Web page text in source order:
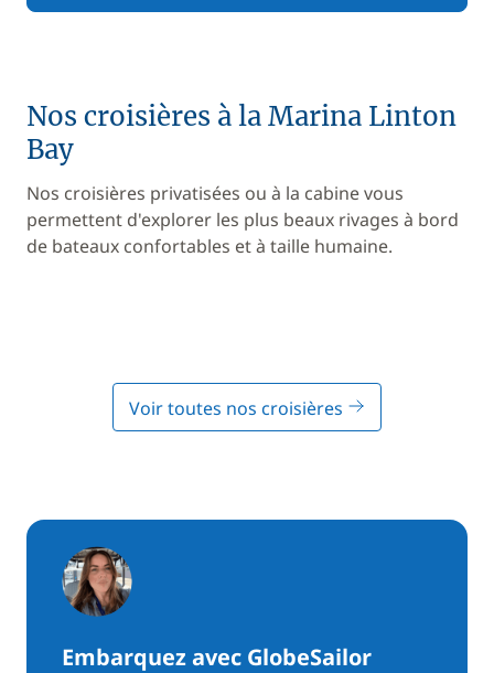
Nos croisières à la Marina Linton
Bay
Nos croisières privatisées ou à la cabine vous
permettent d'explorer les plus beaux rivages à bord
de bateaux confortables et à taille humaine.
Voir toutes nos croisières
Embarquez avec GlobeSailor